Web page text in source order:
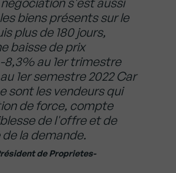
biens présents sur le
plus de 180 jours,
baisse de prix
8,3% au 1er trimestre
1er semestre 2022 Car
sont les vendeurs qui
de force, compte
de l'offre et de
la demande.
de Proprietes-